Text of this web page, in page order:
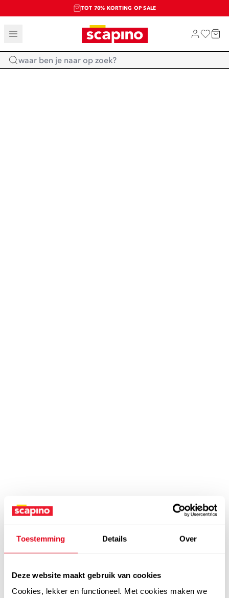
Toestemming Details Over
Deze website maakt gebruik van cookies
Cookies, lekker en functioneel. Met cookies maken we
TOT 70% KORTING OP SALE
SALE: LAATSTE KANS!
SHOP NIEUW
Home